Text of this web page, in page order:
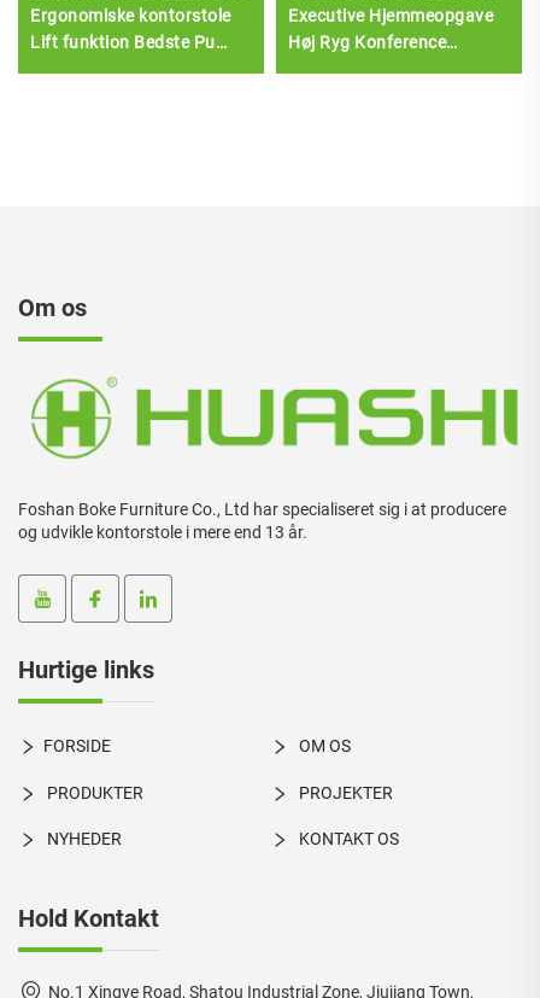
Ergonomiske kontorstole
Lift funktion Bedste Pu
Executive Hjemmeopgave
Høj Ryg Konference
Om os
Foshan Boke Furniture Co., Ltd har specialiseret sig i at producere
og udvikle kontorstole i mere end 13 år.
Hurtige links
FORSIDE OM OS
PRODUKTER PROJEKTER
NYHEDER KONTAKT OS
Hold Kontakt
No.1 Xingye Road, Shatou Industrial Zone, Jiujiang Town,